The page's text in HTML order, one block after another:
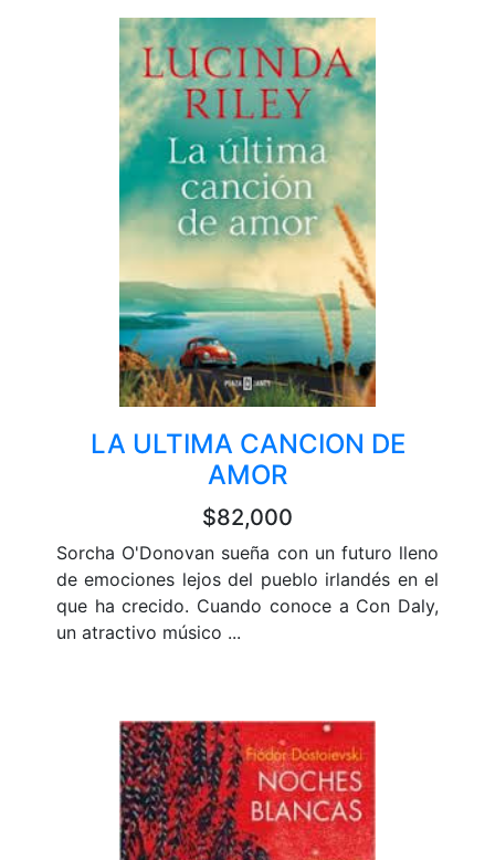
LA ULTIMA CANCION DE
AMOR
$82,000
Sorcha O'Donovan sueña con un futuro lleno
de emociones lejos del pueblo irlandés en el
que ha crecido. Cuando conoce a Con Daly,
un atractivo músico ...